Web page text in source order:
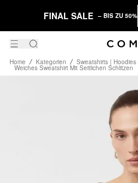
FINAL SALE – BIS ZU 50%
Home Kategorien Sweatshirts | Hoodies
Weiches Sweatshirt Mit Seitlichen Schlitzen